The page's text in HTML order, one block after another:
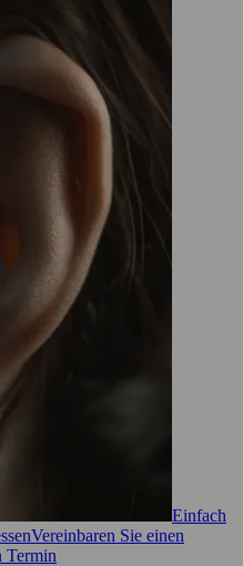
Einfach
Vereinbaren Sie einen
Termin